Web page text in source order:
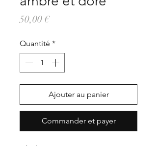
50,00 €Prix
Quantité *
Ajouter au panier
Commander et payer